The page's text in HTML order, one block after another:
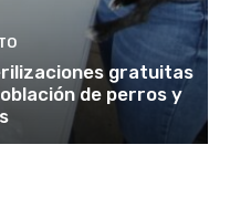
gratuitas
de perros y